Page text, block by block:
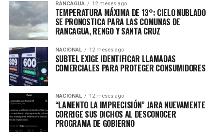
RANCAGUA 12 meses ago
TEMPERATURA MÁXIMA DE 13°: CIELO NUBLADO
SE PRONOSTICA PARA LAS COMUNAS DE
RANCAGUA, RENGO Y SANTA CRUZ
NACIONAL 12 meses ago
SUBTEL EXIGE IDENTIFICAR LLAMADAS
COMERCIALES PARA PROTEGER CONSUMIDORES
NACIONAL 12 meses ago
“LAMENTO LA IMPRECISIÓN” JARA NUEVAMENTE
CORRIGE SUS DICHOS AL DESCONOCER
PROGRAMA DE GOBIERNO